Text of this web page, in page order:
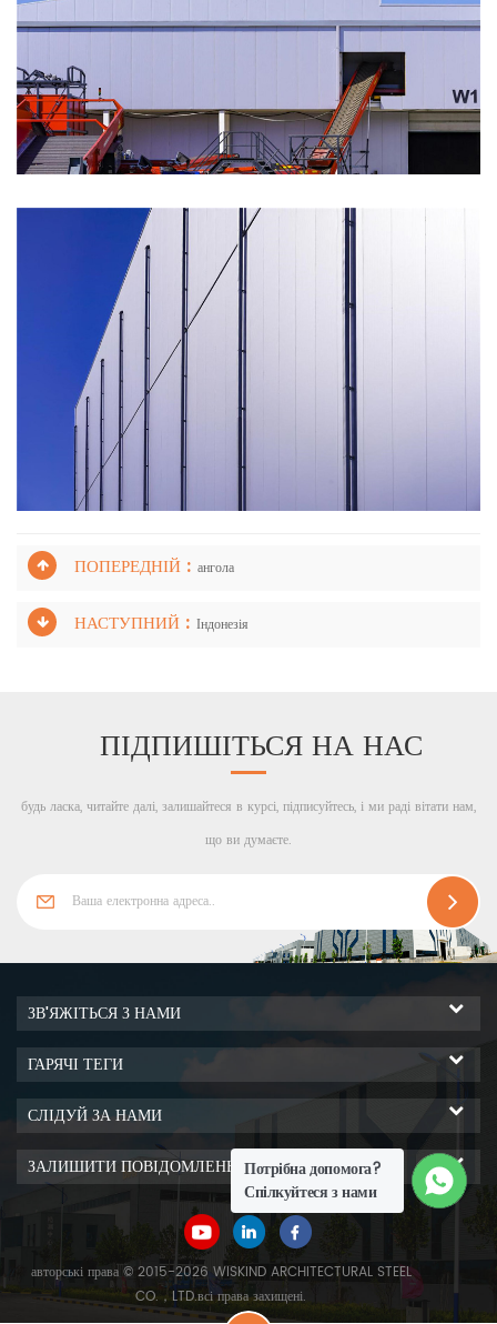
ПОПЕРЕДНІЙ : ангола
НАСТУПНИЙ : Індонезія
ПІДПИШІТЬСЯ НА НАС
будь ласка, читайте далі, залишайтеся в курсі, підписуйтесь, і ми раді вітати нам,
що ви думаєте.
Потрібна допомога?
Спілкуйтеся з нами
ЗВ'ЯЖІТЬСЯ З НАМИ
ГАРЯЧІ ТЕГИ
СЛІДУЙ ЗА НАМИ
ЗАЛИШИТИ ПОВІДОМЛЕННЯ
авторські права © 2015-2026 WISKIND ARCHITECTURAL STEEL
CO.，LTD.всі права захищені.